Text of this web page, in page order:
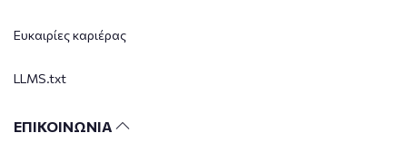
Ευκαιρίες καριέρας
LLMS.txt
ΕΠΙΚΟΙΝΩΝΙΑ